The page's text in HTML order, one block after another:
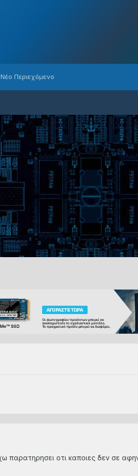
Νέο Περιεχόμενο
παρατηρησει οτι καποιες δεν σε